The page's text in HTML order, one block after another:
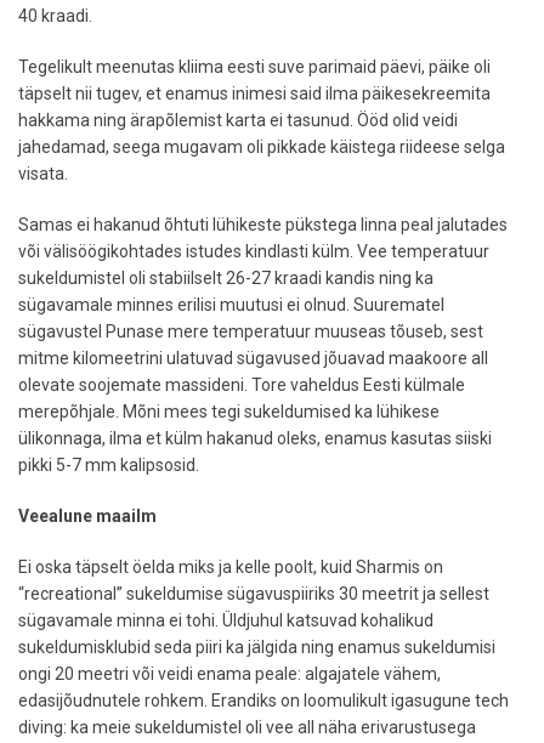
40 kraadi.
Tegelikult meenutas kliima eesti suve parimaid päevi, päike oli
täpselt nii tugev, et enamus inimesi said ilma päikesekreemita
hakkama ning ärapõlemist karta ei tasunud. Ööd olid veidi
jahedamad, seega mugavam oli pikkade käistega riideese selga
visata.
Samas ei hakanud õhtuti lühikeste pükstega linna peal jalutades
või välisöögikohtades istudes kindlasti külm. Vee temperatuur
sukeldumistel oli stabiilselt 26-27 kraadi kandis ning ka
sügavamale minnes erilisi muutusi ei olnud. Suurematel
sügavustel Punase mere temperatuur muuseas tõuseb, sest
mitme kilomeetrini ulatuvad sügavused jõuavad maakoore all
olevate soojemate massideni. Tore vaheldus Eesti külmale
merepõhjale. Mõni mees tegi sukeldumised ka lühikese
ülikonnaga, ilma et külm hakanud oleks, enamus kasutas siiski
pikki 5-7 mm kalipsosid.
Veealune maailm
Ei oska täpselt öelda miks ja kelle poolt, kuid Sharmis on
“recreational” sukeldumise sügavuspiiriks 30 meetrit ja sellest
sügavamale minna ei tohi. Üldjuhul katsuvad kohalikud
sukeldumisklubid seda piiri ka jälgida ning enamus sukeldumisi
ongi 20 meetri või veidi enama peale: algajatele vähem,
edasijõudnutele rohkem. Erandiks on loomulikult igasugune tech
diving: ka meie sukeldumistel oli vee all näha erivarustusega